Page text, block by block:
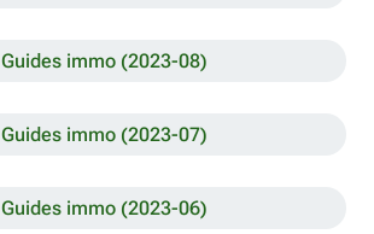
Guides immo (2023-08)
Guides immo (2023-07)
Guides immo (2023-06)